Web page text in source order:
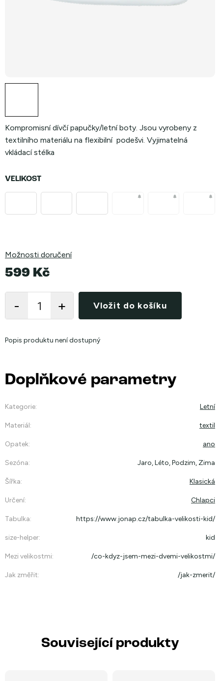
Kompromisní dívčí papučky/letní boty. Jsou vyrobeny z
textilního materiálu na flexibilní podešvi. Vyjimatelná
vkládací stélka
VELIKOST
Možnosti doručení
599 Kč
cena:
Vložit do košíku
Popis produktu není dostupný
Doplňkové parametry
Kategorie: Letní
Materiál: textil
Opatek: ano
Sezóna: Jaro, Léto, Podzim, Zima
Šířka: Klasická
Určení: Chlapci
Tabulka: https://www.jonap.cz/tabulka-velikosti-kid/
size-helper: kid
Mezi velikostmi: /co-kdyz-jsem-mezi-dvemi-velikostmi/
Jak změřit: /jak-zmerit/
Související produkty